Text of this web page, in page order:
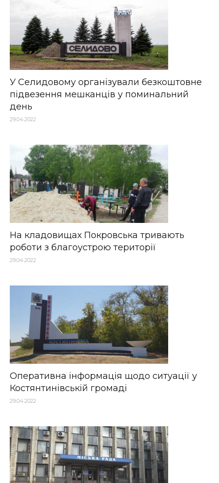
У Селидовому організували безкоштовне
підвезення мешканців у поминальний
день
29.04.2022
На кладовищах Покровська тривають
роботи з благоустрою території
29.04.2022
Оперативна інформація щодо ситуації у
Костянтинівській громаді
29.04.2022